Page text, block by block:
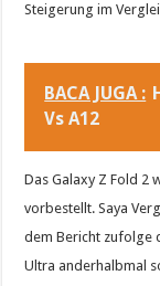
Steigerung im
BACA JUGA :
Vs A12
Das Galaxy Z Fold 2
vorbestellt. Saya
dem Bericht zufolge
Ultra anderhalbmal